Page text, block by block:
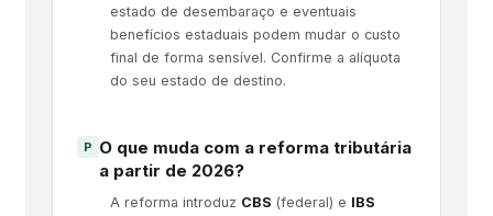
estado de desembaraço e eventuais
benefícios estaduais podem mudar o custo
final de forma sensível. Confirme a alíquota
do seu estado de destino.
O que muda com a reforma tributária
a partir de 2026?
A reforma introduz CBS (federal) e IBS